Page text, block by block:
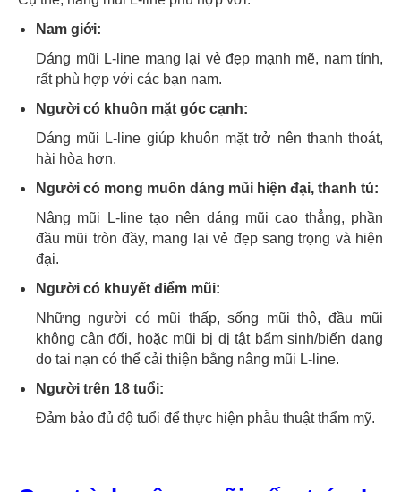
Nam giới:
Dáng mũi L-line mang lại vẻ đẹp mạnh mẽ, nam tính,
rất phù hợp với các bạn nam.
Người có khuôn mặt góc cạnh:
Dáng mũi L-line giúp khuôn mặt trở nên thanh thoát,
hài hòa hơn.
Người có mong muốn dáng mũi hiện đại, thanh tú:
Nâng mũi L-line tạo nên dáng mũi cao thẳng, phần
đầu mũi tròn đầy, mang lại vẻ đẹp sang trọng và hiện
đại.
Người có khuyết điểm mũi:
Những người có mũi thấp, sống mũi thô, đầu mũi
không cân đối, hoặc mũi bị dị tật bẩm sinh/biến dạng
do tai nạn có thể cải thiện bằng nâng mũi L-line.
Người trên 18 tuổi:
Đảm bảo đủ độ tuổi để thực hiện phẫu thuật thẩm mỹ.